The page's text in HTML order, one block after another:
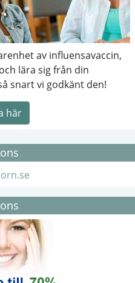
av influensavaccin,
lära sig från din
snart vi godkänt den!
här